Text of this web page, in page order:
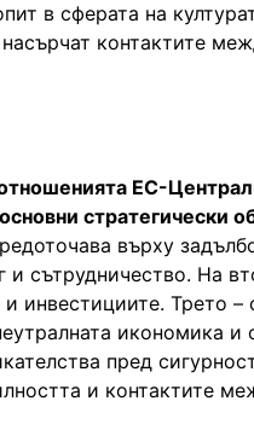
в сферата на
контактите
ЕС-
стратегически
върху
сътрудничество. На
инвестициите. Трето –
икономика и
пред
и контактите